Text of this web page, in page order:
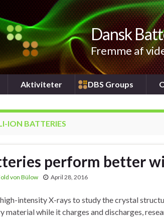
Dansk
Fremme af
Aktiviteter DBS Groups
ION BATTERIES
perform better
von Bülow April 28, 2016
intensity X-rays to study the crystal
material while it charges and discharges,